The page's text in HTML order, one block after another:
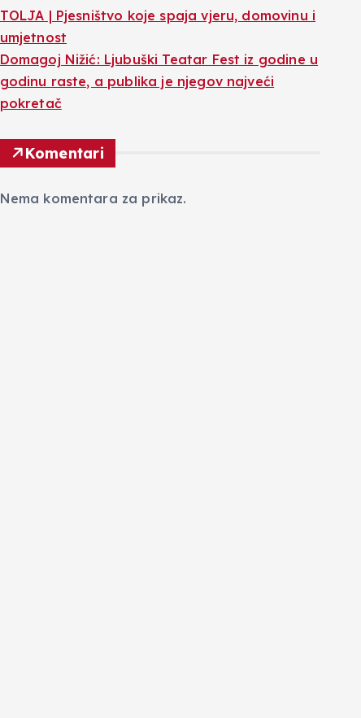
TOLJA | Pjesništvo koje spaja vjeru, domovinu i
umjetnost
Domagoj Nižić: Ljubuški Teatar Fest iz godine u
godinu raste, a publika je njegov najveći
pokretač
Komentari
Nema komentara za prikaz.